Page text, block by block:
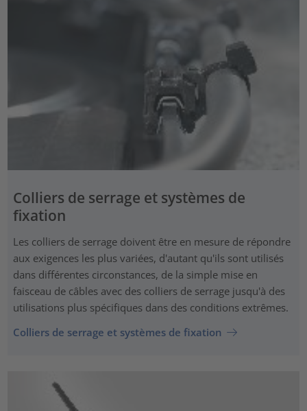
Colliers de serrage et systèmes de
fixation
Les colliers de serrage doivent être en mesure de répondre
aux exigences les plus variées, d'autant qu'ils sont utilisés
dans différentes circonstances, de la simple mise en
faisceau de câbles avec des colliers de serrage jusqu'à des
utilisations plus spécifiques dans des conditions extrêmes.
Colliers de serrage et systèmes de fixation